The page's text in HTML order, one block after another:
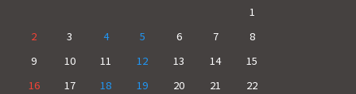
1
2
3 4 5 6 7
8
9
10 11 12 13 14
15
16
17 18 19 20 21
22